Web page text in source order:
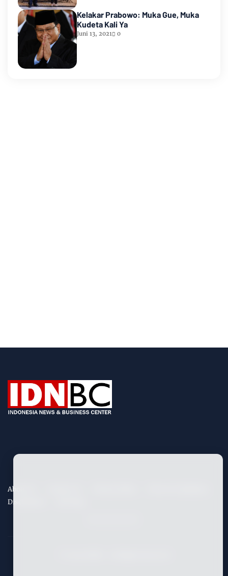
Kelakar Prabowo: Muka Gue, Muka
Kudeta Kali Ya
Juni 13, 2021 0
About Us
Disclaimers